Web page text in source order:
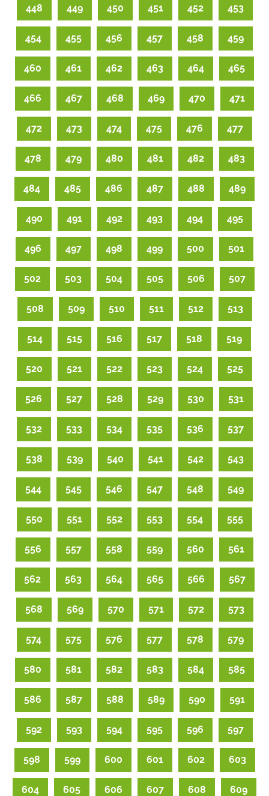
448 449 450 451 452 453
454 455 456 457 458 459
460 461 462 463 464 465
466 467 468 469 470 471
472 473 474 475 476 477
478 479 480 481 482 483
484 485 486 487 488 489
490 491 492 493 494 495
496 497 498 499 500 501
502 503 504 505 506 507
508 509 510 511 512 513
514 515 516 517 518 519
520 521 522 523 524 525
526 527 528 529 530 531
532 533 534 535 536 537
538 539 540 541 542 543
544 545 546 547 548 549
550 551 552 553 554 555
556 557 558 559 560 561
562 563 564 565 566 567
568 569 570 571 572 573
574 575 576 577 578 579
580 581 582 583 584 585
586 587 588 589 590 591
592 593 594 595 596 597
598 599 600 601 602 603
604 605 606 607 608 609